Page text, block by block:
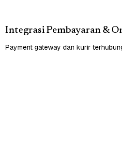
Integrasi Pembayaran &
Payment gateway dan kurir